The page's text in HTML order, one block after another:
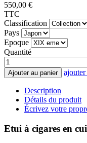
550,00 €
TTC
Classification
Pays
Epoque
Quantité
Ajouter au panier
Description
Détails du produit
Écrivez votre
Etui à cigares en